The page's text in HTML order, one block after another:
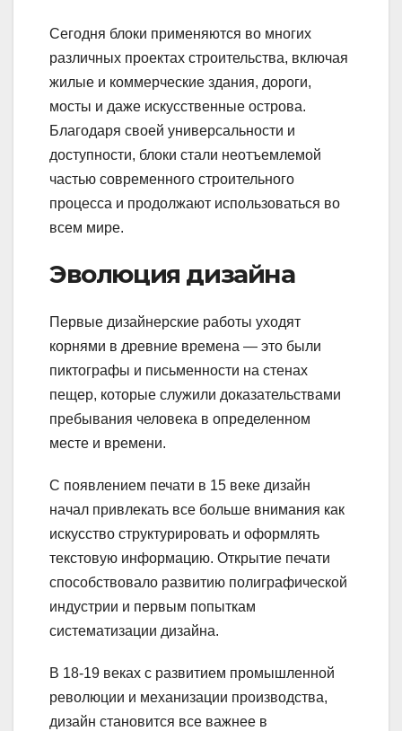
Сегодня блоки применяются во многих
различных проектах строительства, включая
жилые и коммерческие здания, дороги,
мосты и даже искусственные острова.
Благодаря своей универсальности и
доступности, блоки стали неотъемлемой
частью современного строительного
процесса и продолжают использоваться во
всем мире.
Эволюция дизайна
Первые дизайнерские работы уходят
корнями в древние времена — это были
пиктографы и письменности на стенах
пещер, которые служили доказательствами
пребывания человека в определенном
месте и времени.
С появлением печати в 15 веке дизайн
начал привлекать все больше внимания как
искусство структурировать и оформлять
текстовую информацию. Открытие печати
способствовало развитию полиграфической
индустрии и первым попыткам
систематизации дизайна.
В 18-19 веках с развитием промышленной
революции и механизации производства,
дизайн становится все важнее в